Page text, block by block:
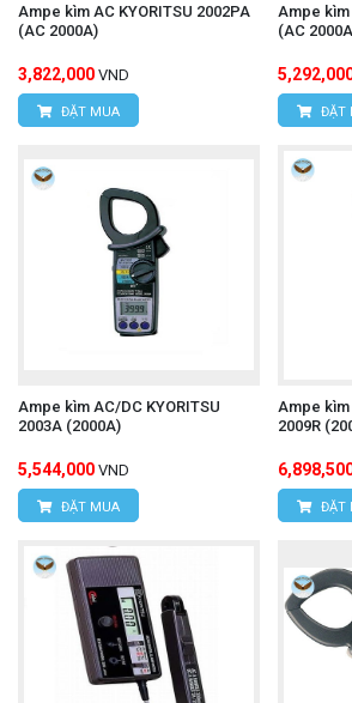
Ampe kìm AC KYORITSU 2002PA
(AC 2000A)
3,822,000 VND
ĐẶT MUA
Ampe kìm
(AC
ĐẶT
Ampe kìm AC/DC KYORITSU
2003A (2000A)
5,544,000 VND
ĐẶT MUA
Ampe kìm
2009R
ĐẶT